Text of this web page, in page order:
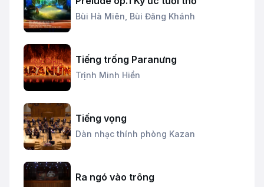
Bùi Hà Miên, Bùi Đăng Khánh
Tiếng trống Paranưng
Trịnh Minh Hiền
Tiếng vọng
Dàn nhạc thính phòng Kazan
Ra ngó vào trông